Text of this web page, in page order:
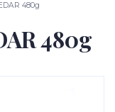
480g
480g